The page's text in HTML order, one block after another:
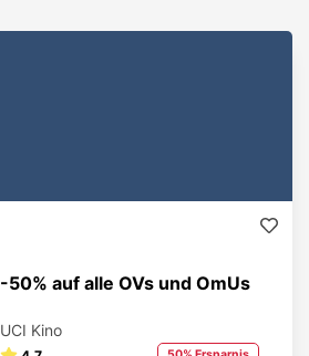
-50% auf alle OVs und OmUs
UCI Kino